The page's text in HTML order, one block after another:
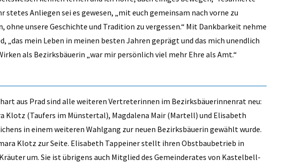
stetes Anliegen sei es gewesen, „mit euch gemeinsam nach vorne zu
ohne unsere Geschichte und Tradition zu vergessen.“ Mit Dankbarkeit nehme
„das mein Leben in meinen besten Jahren geprägt und das mich unendlich
als Bezirksbäuerin „war mir persönlich viel mehr Ehre als Amt.“
aus Prad sind alle weiteren Vertreterinnen im Bezirksbäuerinnenrat neu:
Klotz (Taufers im Münstertal), Magdalena Mair (Martell) und Elisabeth
in einem weiteren Wahlgang zur neuen Bezirksbäuerin gewählt wurde.
Klotz zur Seite. Elisabeth Tappeiner stellt ihren Obstbaubetrieb in
um. Sie ist übrigens auch Mitglied des Gemeinderates von Kastelbell-